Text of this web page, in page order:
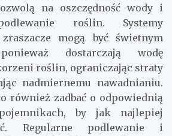
na oszczędność wody i
roślin. Systemy
mogą być świetnym
dostarczają wodę
roślin, ograniczając straty
nadmiernemu nawadnianiu.
również zadbać o odpowiednią
by jak najlepiej
Regularne podlewanie i